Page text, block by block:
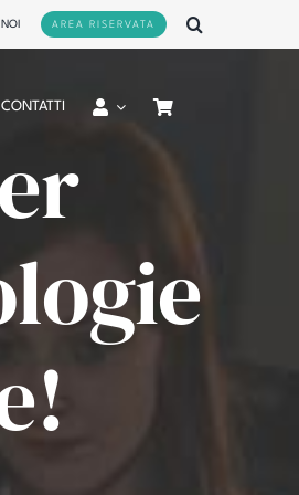
AREA RISERVATA
CONTATTI